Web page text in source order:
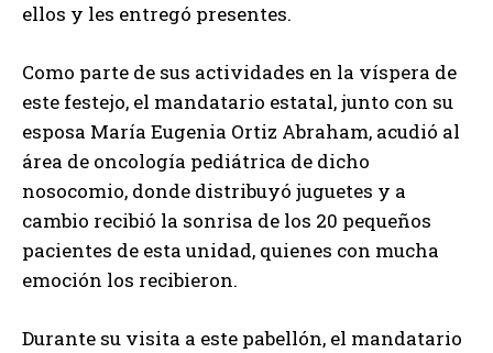
ellos y les entregó presentes.
Como parte de sus actividades en la víspera de
este festejo, el mandatario estatal, junto con su
esposa María Eugenia Ortiz Abraham, acudió al
área de oncología pediátrica de dicho
nosocomio, donde distribuyó juguetes y a
cambio recibió la sonrisa de los 20 pequeños
pacientes de esta unidad, quienes con mucha
emoción los recibieron.
Durante su visita a este pabellón, el mandatario